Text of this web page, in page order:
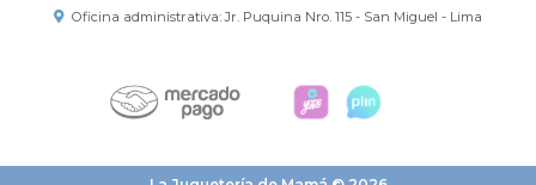
Oficina administrativa: Jr. Puquina Nro. 115 - San Miguel - Lima